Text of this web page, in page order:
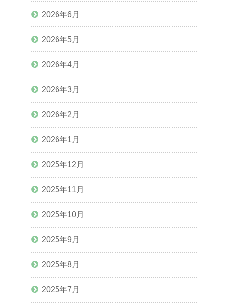
2026年6月
2026年5月
2026年4月
2026年3月
2026年2月
2026年1月
2025年12月
2025年11月
2025年10月
2025年9月
2025年8月
2025年7月